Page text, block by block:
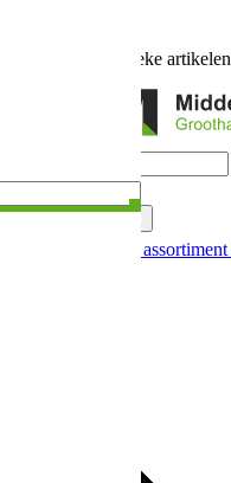
unieke artikelen
Nieuw in ons assortiment